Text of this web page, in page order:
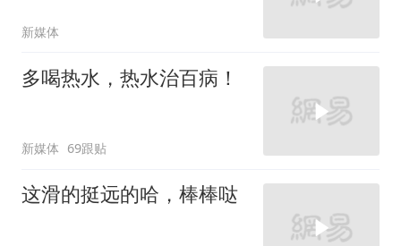
新媒体
多喝热水，热水治百病！
新媒体 69跟贴
这滑的挺远的哈，棒棒哒